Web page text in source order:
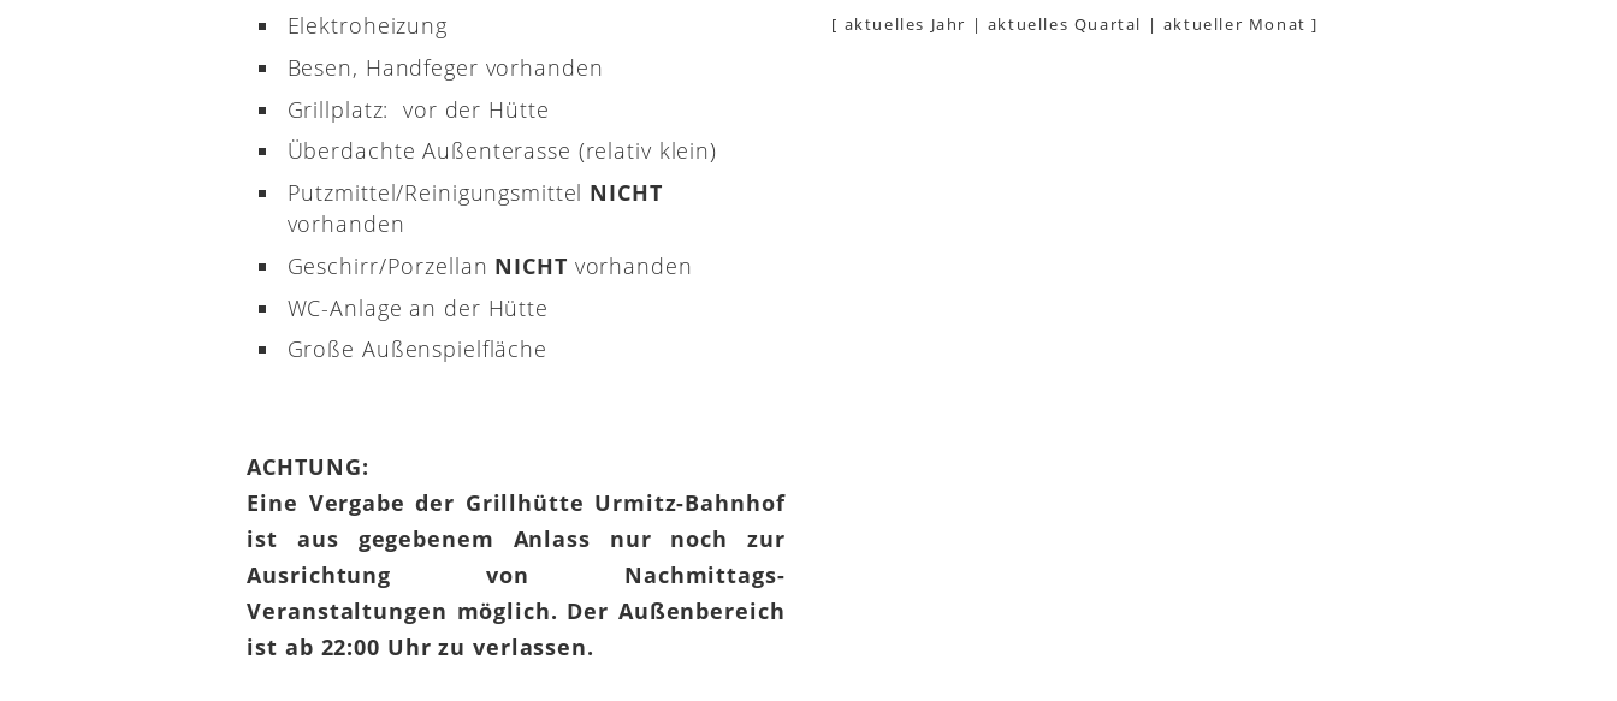
Elektroheizung
Besen, Handfeger vorhanden
Grillplatz: vor der Hütte
Überdachte Außenterasse (relativ klein)
Putzmittel/Reinigungsmittel NICHT
vorhanden
Geschirr/Porzellan NICHT vorhanden
WC-Anlage an der Hütte
Große Außenspielfläche
ACHTUNG:
Eine Vergabe der Grillhütte Urmitz-Bahnhof
ist aus gegebenem Anlass nur noch zur
Ausrichtung von Nachmittags-
Veranstaltungen möglich. Der Außenbereich
ist ab 22:00 Uhr zu verlassen.
[ aktuelles Jahr | aktuelles Quartal | aktueller Monat ]